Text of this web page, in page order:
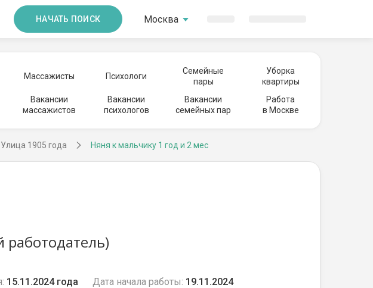
НАЧАТЬ ПОИСК Москва
Массажисты Психологи
Семейные
пары
Уборка
квартиры
Вакансии
массажистов
Вакансии
психологов
Вакансии
семейных пар
Работа
в Москве
1905 года Няня к мальчику 1 год и 2 мес
15.11.2024 года Дата начала работы: 19.11.2024